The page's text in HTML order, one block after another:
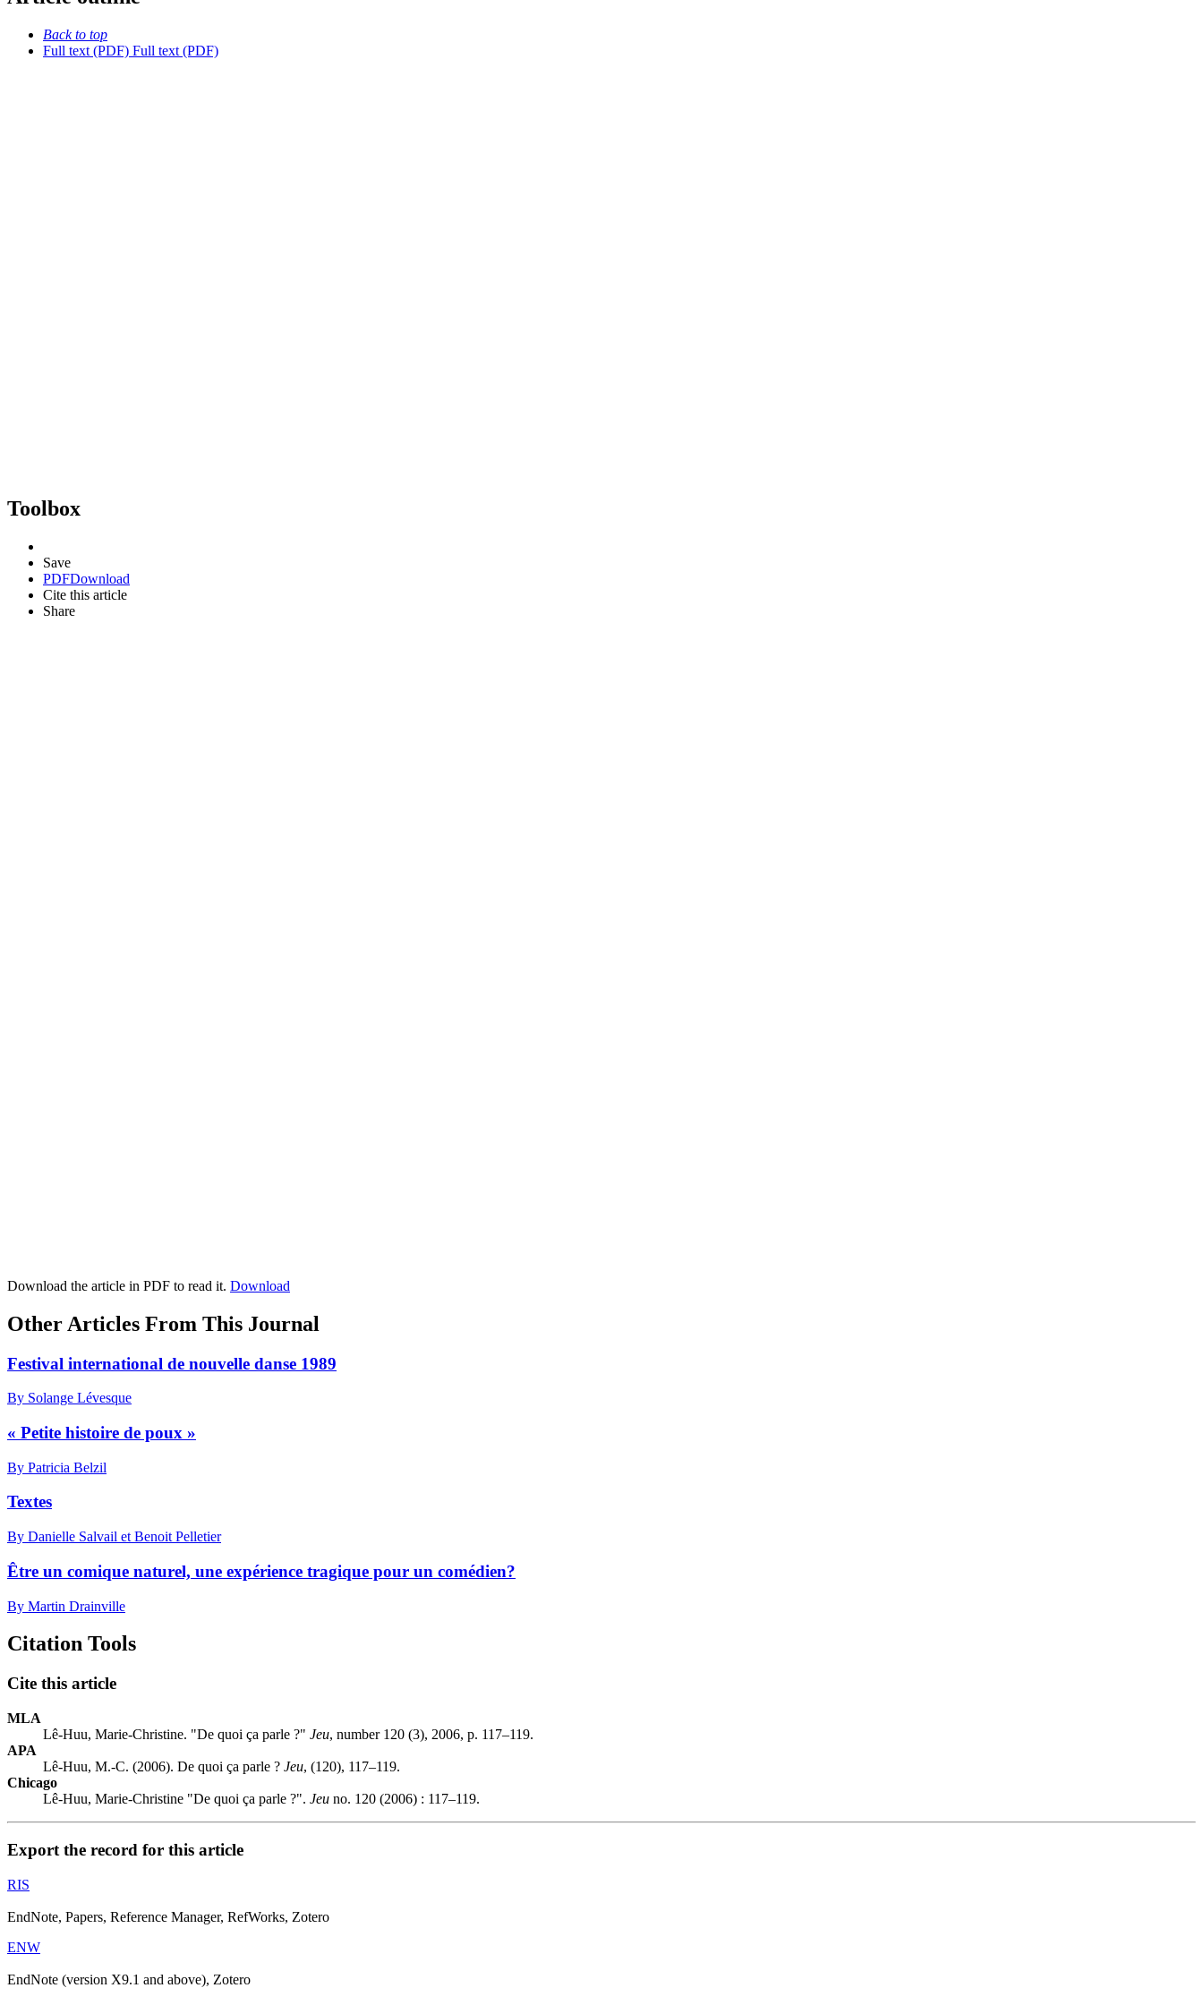
Back to top
Full text (PDF) Full text (PDF)
Toolbox
Save
PDFDownload
Cite this article
Share
Download the article in PDF to read it. Download
Other Articles From This Journal
Festival international de nouvelle danse 1989
By Solange Lévesque
« Petite histoire de poux »
By Patricia Belzil
Textes
By Danielle Salvail et Benoit Pelletier
Être un comique naturel, une expérience tragique pour un comédien?
By Martin Drainville
Citation Tools
Cite this article
MLA
Lê-Huu, Marie-Christine. "De quoi ça parle ?" Jeu, number 120 (3), 2006, p. 117–119.
APA
Lê-Huu, M.-C. (2006). De quoi ça parle ? Jeu, (120), 117–119.
Chicago
Lê-Huu, Marie-Christine "De quoi ça parle ?". Jeu no. 120 (2006) : 117–119.
Export the record for this article
RIS
EndNote, Papers, Reference Manager, RefWorks, Zotero
ENW
EndNote (version X9.1 and above), Zotero